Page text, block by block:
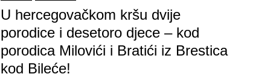
U hercegovačkom kršu dvije
porodice i desetoro djece – kod
porodica Milovići i Bratići iz Brestica
kod Bileće!